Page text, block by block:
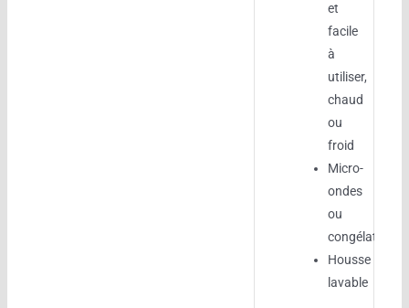
et
facile
à
utiliser,
chaud
ou
froid
Micro-
ondes
ou
congélateur
Housse
lavable